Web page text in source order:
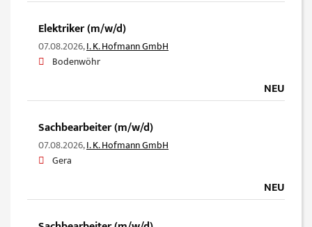
Elektriker (m/w/d)
07.08.2026,I. K. Hofmann GmbH
Bodenwöhr
NEU
Sachbearbeiter (m/w/d)
07.08.2026,I. K. Hofmann GmbH
Gera
NEU